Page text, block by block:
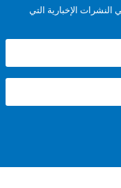
الإخبارية التي